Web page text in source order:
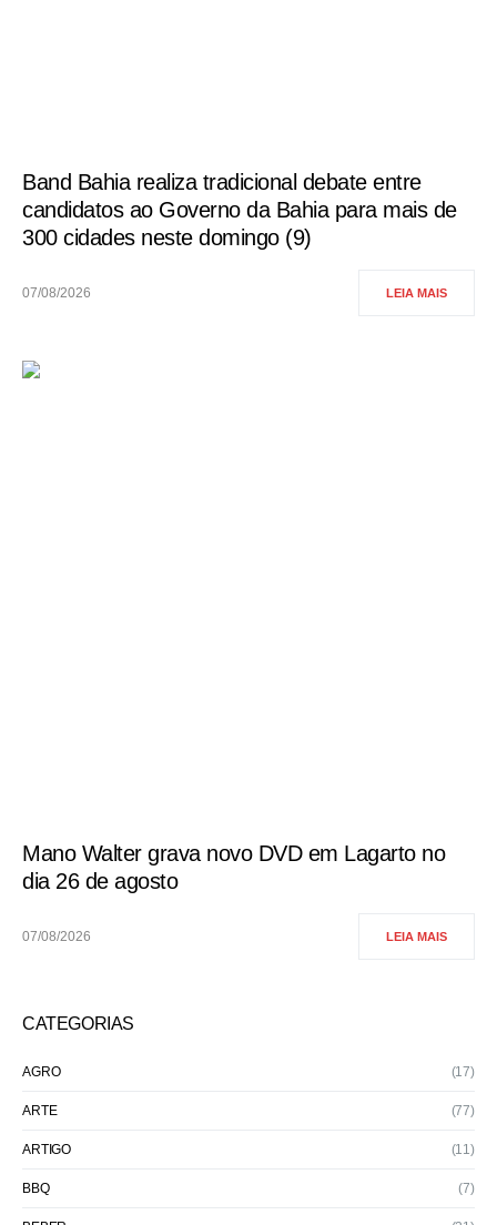
Band Bahia realiza tradicional debate entre
candidatos ao Governo da Bahia para mais de
300 cidades neste domingo (9)
07/08/2026 LEIA MAIS
Mano Walter grava novo DVD em Lagarto no
dia 26 de agosto
07/08/2026 LEIA MAIS
CATEGORIAS
AGRO (17)
ARTE (77)
ARTIGO (11)
BBQ (7)